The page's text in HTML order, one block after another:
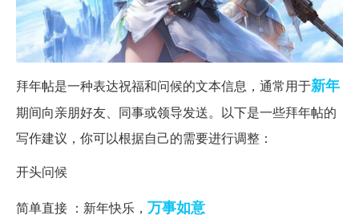
拜年帖是一种表达祝福和问候的文本信息，通常用于新年
期间向亲朋好友、同事或领导发送。以下是一些拜年帖的
写作建议，你可以根据自己的需要进行调整：
开头问候
简单直接 ：新年快乐， 万事如意